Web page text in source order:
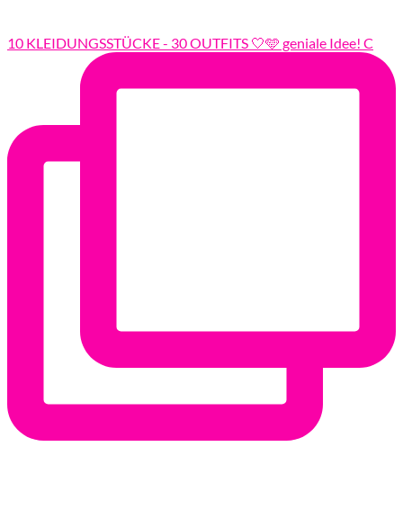
10 KLEIDUNGSSTÜCKE - 30 OUTFITS 🤍🩵 geniale Idee! C